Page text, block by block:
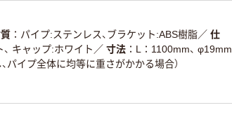
パイプ:ステンレス、ブラケット:ABS樹脂／ 仕
キャップ:ホワイト ／ 寸法
L：1100mm、 φ19mm
、パイプ全体に均等に重さがかかる場合）